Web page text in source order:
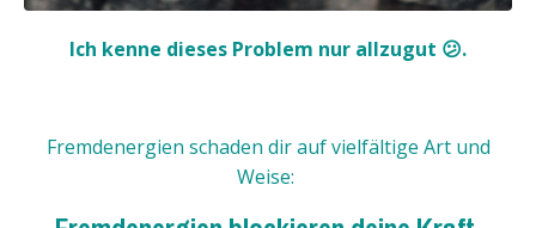
Ich kenne dieses Problem nur allzugut 😕.
Fremdenergien schaden dir auf vielfältige Art und
Weise: